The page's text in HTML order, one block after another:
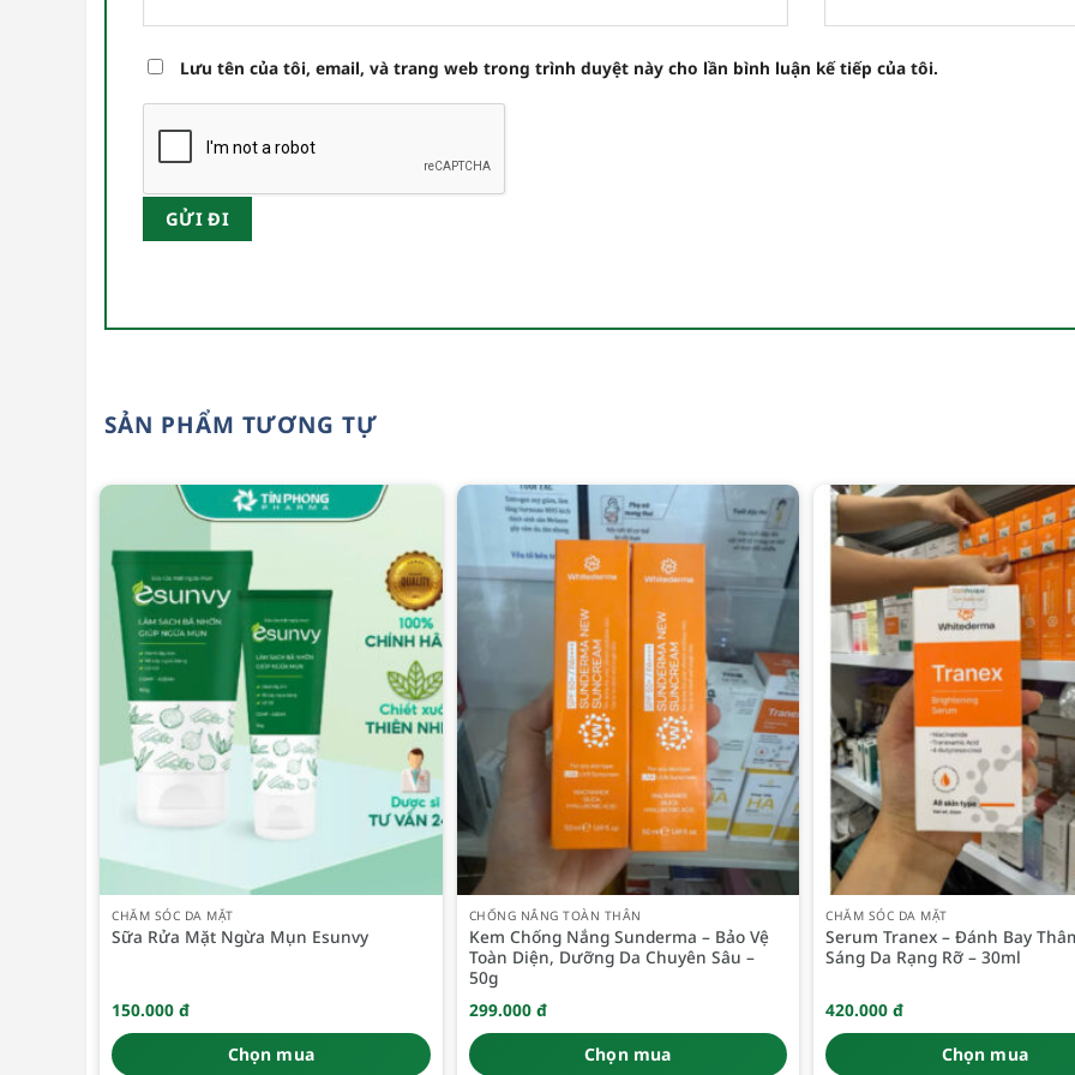
Lưu tên của tôi, email, và trang web trong trình duyệt này cho lần bình luận kế tiếp của tôi.
SẢN PHẨM TƯƠNG TỰ
CHĂM SÓC DA MẶT
Sữa Rửa Mặt Ngừa Mụn Esunvy
150.000 đ
Chọn mua
CHỐNG NẮNG TOÀN THÂN
Kem Chống Nắng Sunderma – Bảo Vệ
Toàn Diện, Dưỡng Da Chuyên Sâu –
50g
299.000 đ
Chọn mua
CHĂM SÓC DA MẶT
Serum Tranex – Đánh Bay
Sáng Da Rạng Rỡ – 30ml
420.000 đ
Chọn mua